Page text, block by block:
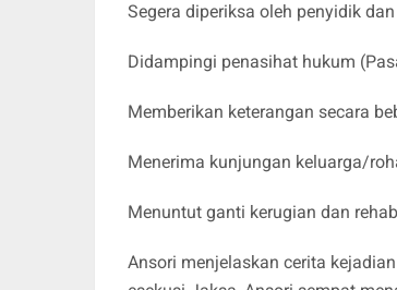
Segera diperiksa oleh penyidik
Didampingi penasihat hukum
Memberikan keterangan secara
Menerima kunjungan keluarga/
Menuntut ganti kerugian dan
Ansori menjelaskan cerita